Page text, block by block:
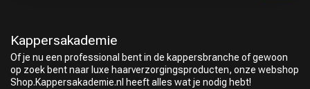
Kappersakademie
Of je nu een professional bent in de kappersbranche of gewoon
op zoek bent naar luxe haarverzorgingsproducten, onze webshop
Shop.Kappersakademie.nl heeft alles wat je nodig hebt!